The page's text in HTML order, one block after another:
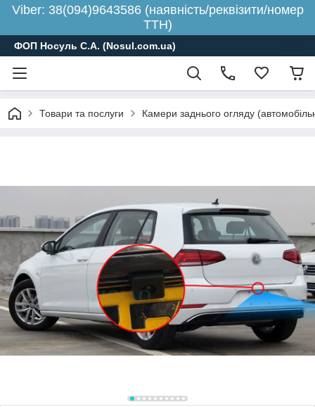
Viber: 38(094)9643586 (наявність/реквізити/номер
ТТН)
ФОП Носуль С.А. (Nosul.com.ua)
Товари та послуги Камери заднього огляду